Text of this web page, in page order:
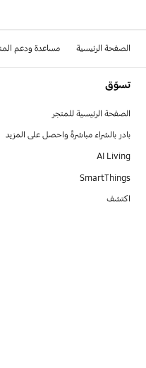
الصفحة الرئيسية مساعدة ودعم
تسوّق
الصفحة الرئيسية للمتجر
بادر بالشراء مباشرةً واحصل على المزيد
AI Living
SmartThings
اكتشف